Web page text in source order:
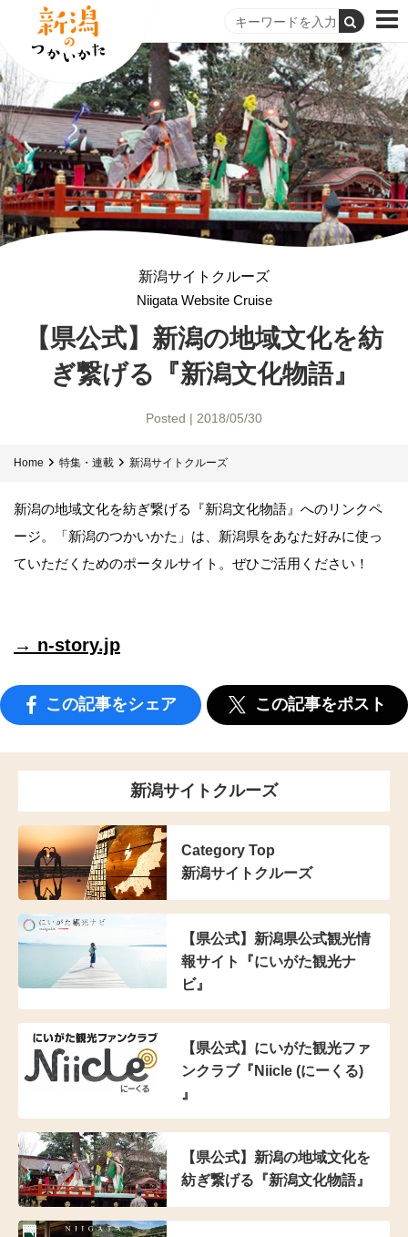
新潟サイトクルーズ
Niigata Website Cruise
【県公式】新潟の地域文化を紡
ぎ繋げる『新潟文化物語』
Posted | 2018/05/30
Home 特集・連載 新潟サイトクルーズ
新潟の地域文化を紡ぎ繋げる『新潟文化物語』へのリンクペ
ージ。「新潟のつかいかた」は、新潟県をあなた好みに使っ
ていただくためのポータルサイト。ぜひご活用ください！
→ n-story.jp
この記事をシェア この記事をポスト
新潟サイトクルーズ
Category Top
新潟サイトクルーズ
【県公式】新潟県公式観光情
報サイト『にいがた観光ナ
ビ』
【県公式】にいがた観光ファ
ンクラブ『Niicle (にーくる)
』
【県公式】新潟の地域文化を
紡ぎ繋げる『新潟文化物語』